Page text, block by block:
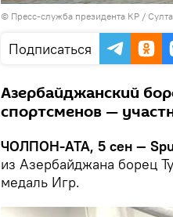
© Пресс-служба президента КР /
Подписаться
Азербайджанский
спортсменов —
ЧОЛПОН-АТА, 5 сен —
из Азербайджана борец
медаль Игр.